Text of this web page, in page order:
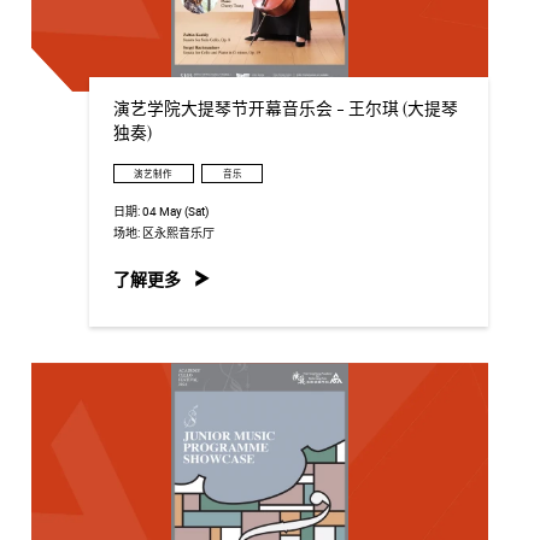
演艺学院大提琴节开幕音乐会 - 王尔琪 (大提琴
独奏)
演艺制作 音乐
日期:04 May (Sat)
场地: 区永熙音乐厅
了解更多